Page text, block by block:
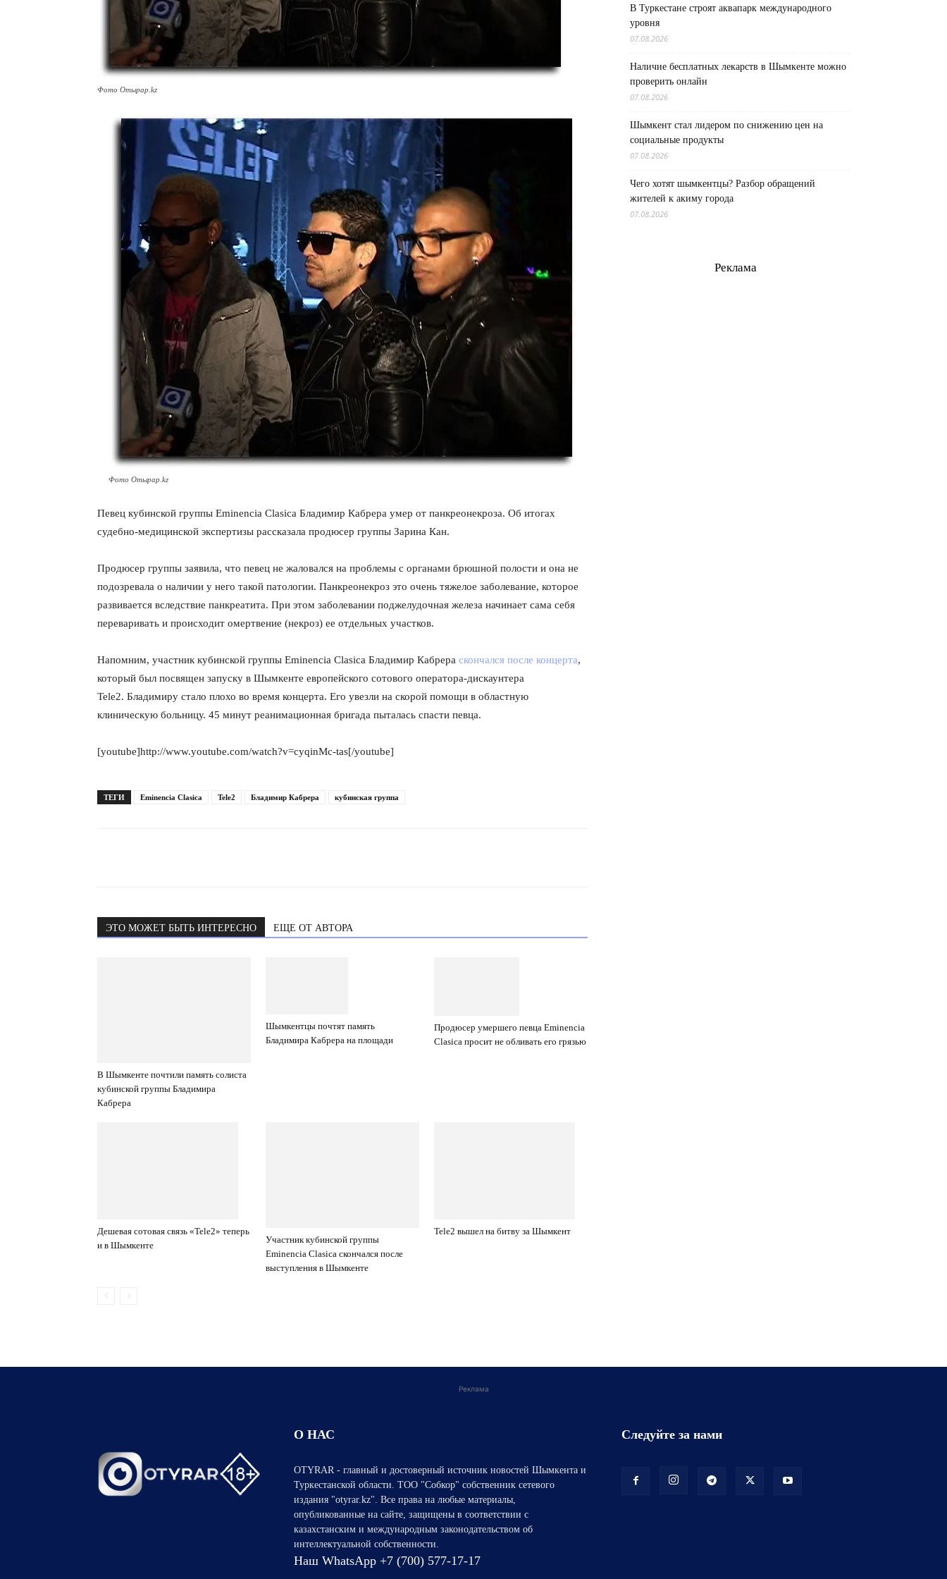
Фото Отырар.kz
Фото Отырар.kz
Певец кубинской группы Eminencia Clasica Бладимир Кабрера умер от панкреонекроза. Об итогах
судебно-медицинской экспертизы рассказала продюсер группы Зарина Кан.
Продюсер группы заявила, что певец не жаловался на проблемы с органами брюшной полости и она не
подозревала о наличии у него такой патологии. Панкреонекроз это очень тяжелое заболевание, которое
развивается вследствие панкреатита. При этом заболевании поджелудочная железа начинает сама себя
переваривать и происходит омертвение (некроз) ее отдельных участков.
Напомним, участник кубинской группы Eminencia Clasica Бладимир Кабрера скончался после концерта,
который был посвящен запуску в Шымкенте европейского сотового оператора-дискаунтера
Tele2. Бладимиру стало плохо во время концерта. Его увезли на скорой помощи в областную
клиническую больницу. 45 минут реанимационная бригада пыталась спасти певца.
[youtube]http://www.youtube.com/watch?v=cyqinMc-tas[/youtube]
ТЕГИ Eminencia Clasica Tele2 Бладимир Кабрера кубинская группа
ЭТО МОЖЕТ БЫТЬ ИНТЕРЕСНО ЕЩЕ ОТ АВТОРА
В Шымкенте почтили память солиста
кубинской группы Бладимира
Кабрера
Шымкентцы почтят память
Бладимира Кабрера на площади
Продюсер умершего певца Eminencia
Clasica просит не обливать его грязью
Дешевая сотовая связь «Tele2» теперь
и в Шымкенте
Участник кубинской группы
Eminencia Clasica скончался после
выступления в Шымкенте
Tele2 вышел на битву за Шымкент
В Туркестане строят аквапарк международного
уровня
07.08.2026
Наличие бесплатных лекарств в Шымкенте можно
проверить онлайн
07.08.2026
Шымкент стал лидером по снижению цен на
социальные продукты
07.08.2026
Чего хотят шымкентцы? Разбор обращений
жителей к акиму города
07.08.2026
Реклама
Реклама
О НАС
OTYRAR - главный и достоверный источник новостей Шымкента и
Туркестанской области. ТОО "Собкор" собственник сетевого
издания "otyrar.kz". Все права на любые материалы,
опубликованные на сайте, защищены в соответствии с
казахстанским и международным законодательством об
интеллектуальной собственности.
Наш WhatsApp +7 (700) 577-17-17
Следуйте за нами